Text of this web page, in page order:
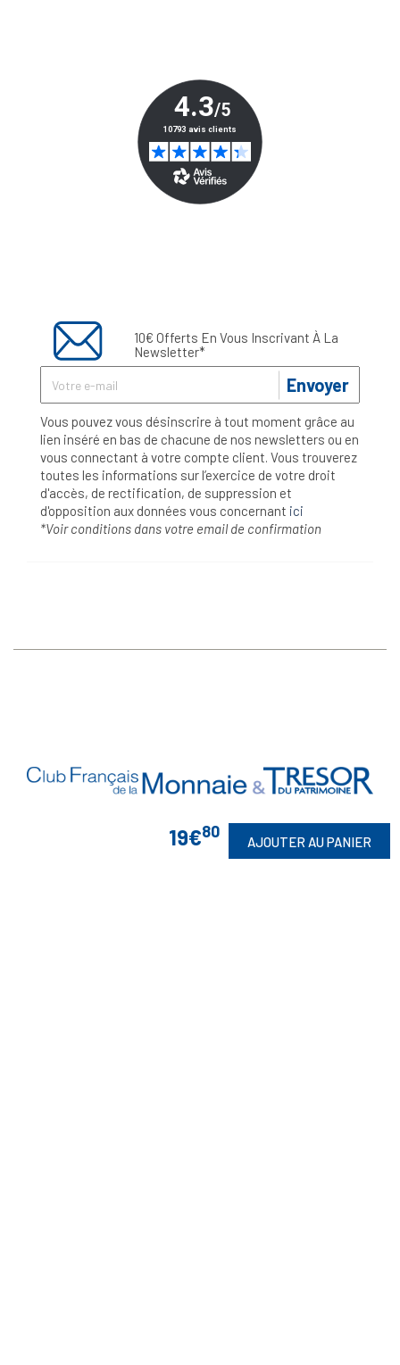
19€80
AJOUTER AU PANIER
10€ Offerts En Vous Inscrivant À La
Newsletter*
Envoyer
Vous pouvez vous désinscrire à tout moment grâce au
lien inséré en bas de chacune de nos newsletters ou en
vous connectant à votre compte client. Vous trouverez
toutes les informations sur l’exercice de votre droit
d'accès, de rectification, de suppression et
d'opposition aux données vous concernant ici
*Voir conditions dans votre email de confirmation